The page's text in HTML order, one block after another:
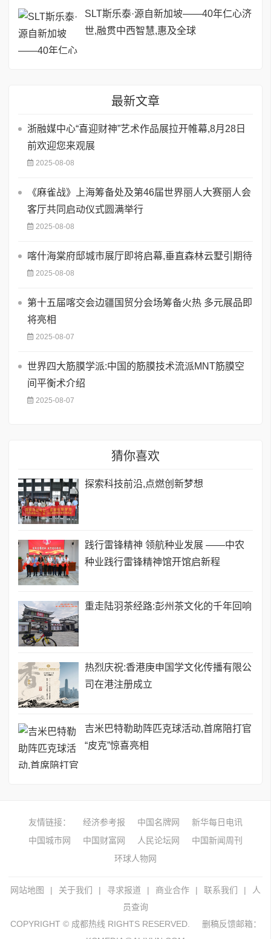
SLT斯乐泰·源自新加坡——40年仁心济
世,融贯中西智慧,惠及全球
最新文章
浙融媒中心“喜迎财神”艺术作品展拉开帷幕,8月28日
前欢迎您来观展
2025-08-08
《麻雀战》上海筹备处及第46届世界丽人大赛丽人会
客厅共同启动仪式圆满举行
2025-08-08
喀什海棠府邸城市展厅即将启幕,垂直森林云墅引期待
2025-08-08
第十五届喀交会边疆国贸分会场筹备火热 多元展品即
将亮相
2025-08-07
世界四大筋膜学派:中国的筋膜技术流派MNT筋膜空
间平衡术介绍
2025-08-07
猜你喜欢
探索科技前沿,点燃创新梦想
践行雷锋精神 领航种业发展 ——中农
种业践行雷锋精神馆开馆启新程
重走陆羽茶经路:彭州茶文化的千年回响
热烈庆祝:香港庚申国学文化传播有限公
司在港注册成立
吉米巴特勒助阵匹克球活动,首席陪打官
“皮克”惊喜亮相
友情链接： 经济参考报 中国名牌网
新华每日电讯
中国城市网
中国财富网 人民论坛网
中国新闻周刊
环球人物网
网站地图 | 关于我们 | 寻求报道 | 商业合作 | 联系我们 |
人
员查询
COPYRIGHT © 成都热线 RIGHTS RESERVED.
删稿反馈邮箱：